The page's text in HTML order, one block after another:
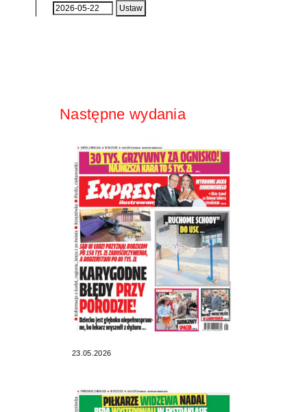
Następne wydania
23.05.2026